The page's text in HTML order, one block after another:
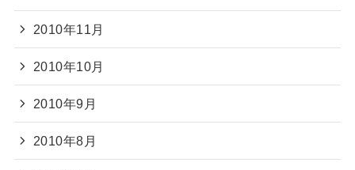
2010年11月
2010年10月
2010年9月
2010年8月